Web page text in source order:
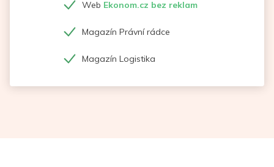
Web Ekonom.cz bez reklam
Magazín Právní rádce
Magazín Logistika